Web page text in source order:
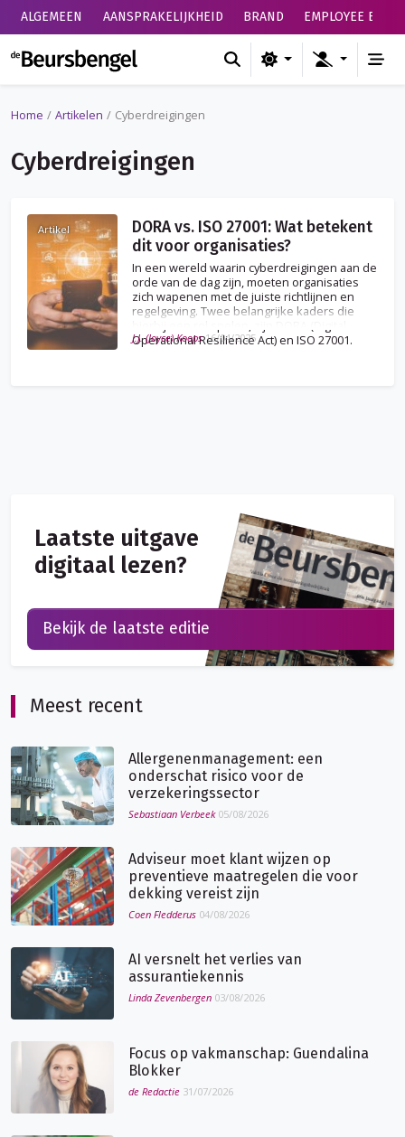
ALGEMEEN AANSPRAKELIJKHEID BRAND EMPLOYEE
de Beursbengel
Home Artikelen Cyberdreigingen
Cyberdreigingen
Artikel
DORA vs. ISO 27001: Wat betekent
dit voor organisaties?
In een wereld waarin cyberdreigingen aan de
orde van de dag zijn, moeten organisaties
zich wapenen met de juiste richtlijnen en
regelgeving. Twee belangrijke kaders die
Operational Resilience Act) en ISO 27001.
J.J. (Joyce) Koops 16/04/2025
Meest recent
Allergenenmanagement: een
onderschat risico voor de
verzekeringssector
Sebastiaan Verbeek 05/08/2026
Adviseur moet klant wijzen op
preventieve maatregelen die voor
dekking vereist zijn
Coen Fledderus 04/08/2026
AI versnelt het verlies van
assurantiekennis
Linda Zevenbergen 03/08/2026
Focus op vakmanschap: Guendalina
Blokker
de Redactie 31/07/2026
Laatste uitgave
digitaal lezen?
Bekijk de laatste editie